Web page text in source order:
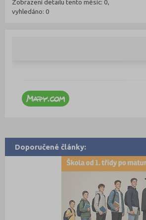
Zobrazení detailu tento měsíc: 0,
vyhledáno: 0
Doporučené články: